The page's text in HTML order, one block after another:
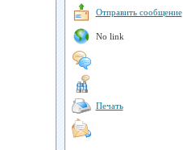
Отправить сообщение
No link
Печать